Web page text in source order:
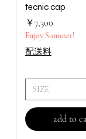
tecnic cap
価格
￥7,300
Enjoy Summer!
配送料
add to